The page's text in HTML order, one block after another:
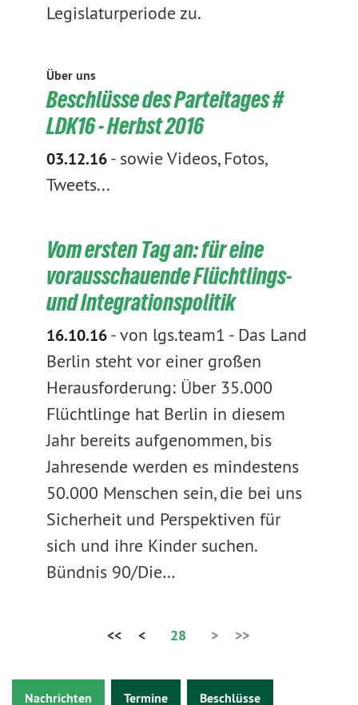
Legislaturperiode zu.
Über uns
Beschlüsse des Parteitages #
LDK16 - Herbst 2016
03.12.16- sowie Videos, Fotos,
Tweets...
Vom ersten Tag an: für eine
vorausschauende Flüchtlings-
und Integrationspolitik
16.10.16-von lgs.team1 - Das Land
Berlin steht vor einer großen
Herausforderung: Über 35.000
Flüchtlinge hat Berlin in diesem
Jahr bereits aufgenommen, bis
Jahresende werden es mindestens
50.000 Menschen sein, die bei uns
Sicherheit und Perspektiven für
sich und ihre Kinder suchen.
Bündnis 90/Die…
<< < 28 > >>
Nachrichten Termine Beschlüsse